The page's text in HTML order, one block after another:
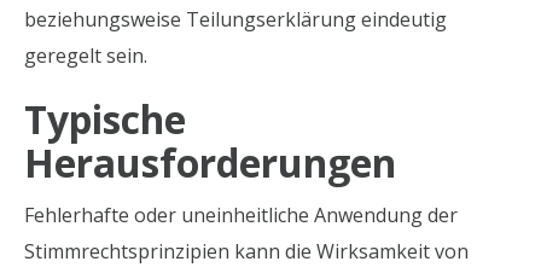
beziehungsweise Teilungserklärung eindeutig
geregelt sein.
Typische
Herausforderungen
Fehlerhafte oder uneinheitliche Anwendung der
Stimmrechtsprinzipien kann die Wirksamkeit von